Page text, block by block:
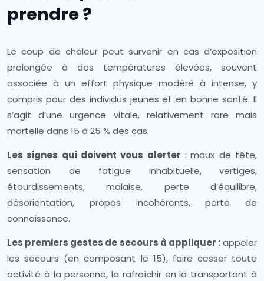
prendre ?
Le coup de chaleur peut survenir en cas d’exposition
prolongée à des températures élevées, souvent
associée à un effort physique modéré à intense, y
compris pour des individus jeunes et en bonne santé. Il
s’agit d’une urgence vitale, relativement rare mais
mortelle dans 15 à 25 % des cas.
Les signes qui doivent vous alerter : maux de tête,
sensation de fatigue inhabituelle, vertiges,
étourdissements, malaise, perte d’équilibre,
désorientation, propos incohérents, perte de
connaissance.
Les premiers gestes de secours à appliquer :appeler
les secours (en composant le 15), faire cesser toute
activité à la personne, la rafraîchir en la transportant à